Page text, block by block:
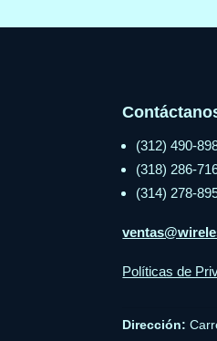
(312) 490-
(318) 286-
(314) 278-
Políticas de
Dirección: